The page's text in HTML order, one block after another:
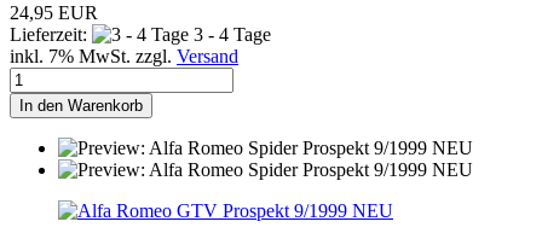
24,95 EUR
Lieferzeit:
3 - 4 Tage
inkl. 7% MwSt. zzgl. Versand
In den Warenkorb